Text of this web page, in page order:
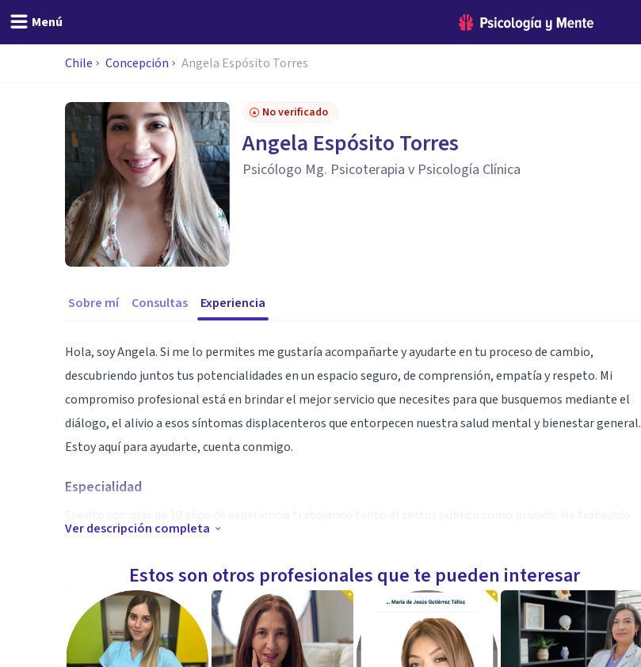
Menú
Chile Concepción Angela Espósito Torres
No verificado
Angela Espósito Torres
Psicólogo Mg. Psicoterapia v Psicología Clínica
Sobre mí Consultas Experiencia
Hola, soy Angela. Si me lo permites me gustaría acompañarte y ayudarte en tu proceso de cambio,
descubriendo juntos tus potencialidades en un espacio seguro, de comprensión, empatía y respeto. Mi
compromiso profesional está en brindar el mejor servicio que necesites para que busquemos mediante el
diálogo, el alivio a esos síntomas displacenteros que entorpecen nuestra salud mental y bienestar general.
Estoy aquí para ayudarte, cuenta conmigo.
Especialidad
en adicciones, en violencia intrafamiliar, con personas con trastornos de la personalidad y personas con
Aptitudes
Magister En Psicología Clínica Y Psicoterapia. Universidad Santo Tomás.
Postítulo En Psicología Clínica, Universidad Santo Tomás, Santiago.
Ver descripción completa
Estos son otros profesionales que te pueden interesar